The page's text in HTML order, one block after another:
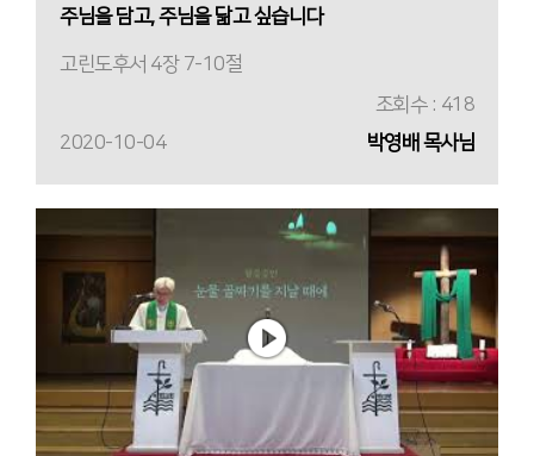
주님을 담고, 주님을 닮고 싶습니다
고린도후서 4장 7-10절
조회수 : 418
2020-10-04
박영배 목사님